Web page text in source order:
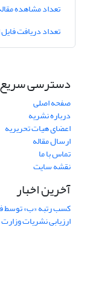
تعداد مشاهده
تعداد دریافت
دسترسی سریع
صفحه اصلی
درباره نشریه
اعضای هیات تحریریه
ارسال مقاله
تماس با ما
نقشه سایت
آخرین اخبار
کسب رتبه «ب» توسط
ارزیابی نشریات